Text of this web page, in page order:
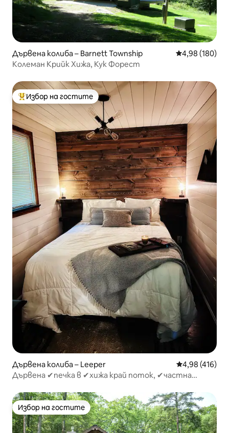
Дървена колиба – Barnett Township Средна
4,98 (180)
Колеман Крийк Хижа, Кук Форест
Най-популярен избор на гостите
Избор на гостите
Дървена колиба – Leeper Средна
4,98 (416)
Дървена ✔печка в ✔хижа край поток, ✔частна
Избор на гостите
Избор на гостите